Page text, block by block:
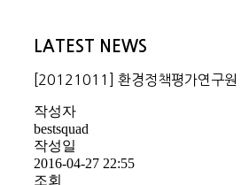
LATEST NEWS
[20121011] 환경정책평가연구원
작성자
bestsquad
작성일
2016-04-27 22:55
조회